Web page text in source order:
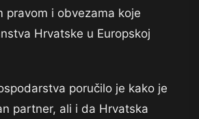
pravom i obvezama koje
Hrvatske u Europskoj
poručilo je kako je
partner, ali i da Hrvatska